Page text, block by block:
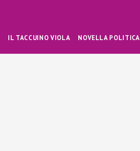
IL TACCUINO VIOLA NOVELLA POLITICA